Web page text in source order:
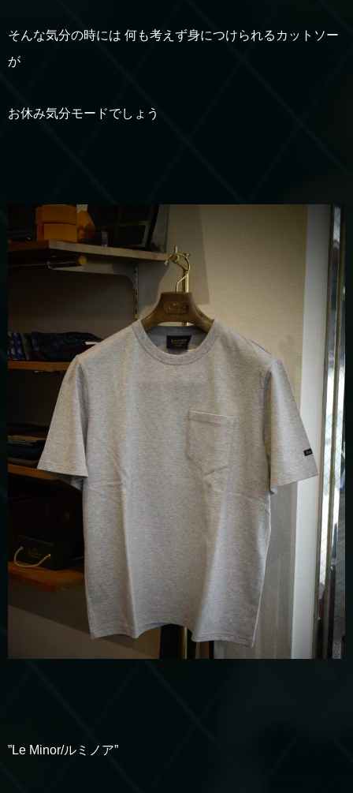
そんな気分の時には 何も考えず身につけられるカットソー
が
お休み気分モードでしょう
”Le Minor/ルミノア”